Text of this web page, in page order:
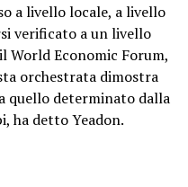
a livello locale, a livello
verificato a un livello
World Economic Forum,
orchestrata dimostra
quello determinato dalla
ha detto Yeadon.